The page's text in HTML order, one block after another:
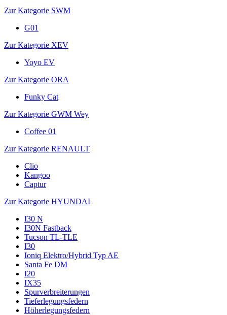
Zur Kategorie SWM
G01
Zur Kategorie XEV
Yoyo EV
Zur Kategorie ORA
Funky Cat
Zur Kategorie GWM Wey
Coffee 01
Zur Kategorie RENAULT
Clio
Kangoo
Captur
Zur Kategorie HYUNDAI
I30 N
I30N Fastback
Tucson TL-TLE
I30
Ioniq Elektro/Hybrid Typ AE
Santa Fe DM
I20
IX35
Spurverbreiterungen
Tieferlegungsfedern
Höherlegungsfedern